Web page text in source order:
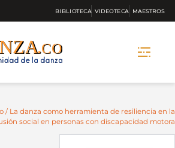
BIBLIOTECA VIDEOTECA MAESTROS
/ La danza como herramienta de resiliencia en la
social en personas con discapacidad motora